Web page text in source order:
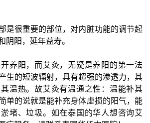
是很重要的部位，对内脏功能的调节起
阴阳，延年益寿。
养阳，而艾灸，无疑是养阳的第一法
生的短波辐射，具有超强的渗透力，其
温热。故艾灸有温通之性：温能补其
单的说就是能补充身体虚损的阳气，能
堵、垃圾。如在泰国的华人想咨询艾